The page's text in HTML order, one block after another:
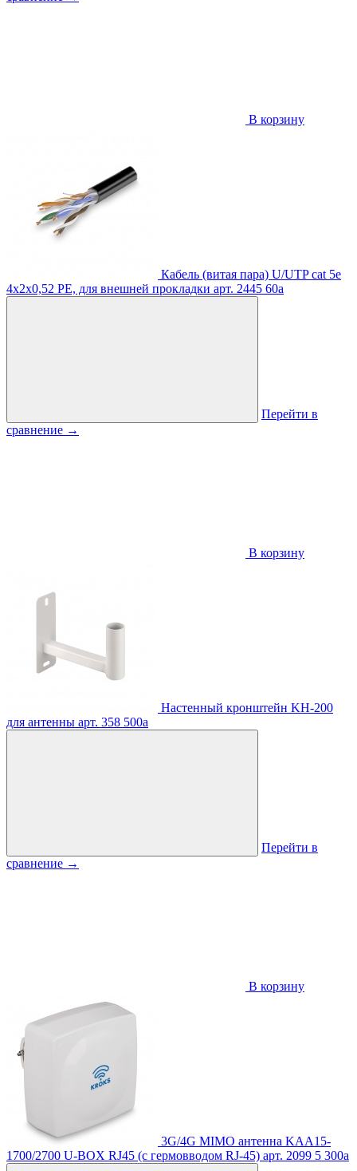
В корзину
Кабель (витая пара) U/UTP cat 5e
4х2х0,52 PE, для внешней прокладки арт. 2445 60a
Перейти в
сравнение →
В корзину
Настенный кронштейн KH-200
для антенны арт. 358 500a
Перейти в
сравнение →
В корзину
3G/4G MIMO антенна KAA15-
1700/2700 U-BOX RJ45 (с гермовводом RJ-45) арт. 2099 5 300a